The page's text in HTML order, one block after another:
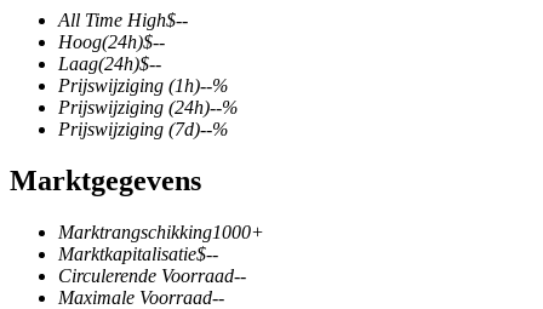
COIN-M-futures
Cryptocurrency-futures
TradFi
Derivaten voor aandelen, forex, edelmetalen en grondstoffen
All Time High$--
Hoog(24h)$--
Laag(24h)$--
Prijswijziging (1h)--%
Prijswijziging (24h)--%
Prijswijziging (7d)--%
Marktgegevens
Marktrangschikking1000+
Marktkapitalisatie$--
Circulerende Voorraad--
Maximale Voorraad--